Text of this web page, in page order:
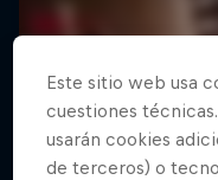
Este sitio web usa
cuestiones
usarán cookies
de terceros) o